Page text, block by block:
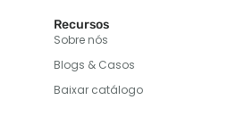
Recursos
Sobre nós
Blogs & Casos
Baixar catálogo